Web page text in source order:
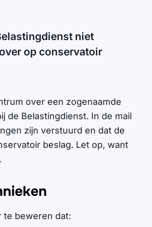
niet
op conservatoir
over een zogenaamde
de Belastingdienst. In de mail
zijn verstuurd en dat de
beslag. Let op, want
te beweren dat: